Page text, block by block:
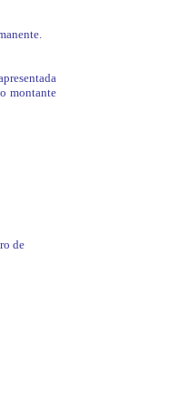
montante
de